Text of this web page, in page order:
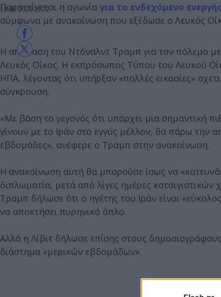
19.06.2025 21:12
Παρατείνεται η αγωνία για το ενδεχόμενο
σύμφωνα με ανακοίνωση που εξέδωσε ο Λευκός
Η απόφαση του Ντόναλντ Τραμπ για τον πόλεμο
Λευκός Οίκος. Η εκπρόσωπος Τύπου του Λευκού
ΗΠΑ, λέγοντας ότι υπήρξαν «πολλές εικασίες»
σύγκρουση.
«Με βάση το γεγονός ότι υπάρχει μια σημαντική
γίνουν με το Ιράν στο εγγύς μέλλον, θα πάρω την
εβδομάδες», ανέφερε ο Τραμπ στην ανακοίνωση.
Η ανακοίνωση αυτή θα μπορούσε ίσως να
διπλωματία, μετά από λίγες ημέρες
Τραμπ δήλωσε ότι ο ηγέτης του Ιράν είναι
να αποκτήσει πυρηνικό όπλο.
Αλλά η Λίβιτ δήλωσε επίσης στους
διάστημα «μερικών εβδομάδων».